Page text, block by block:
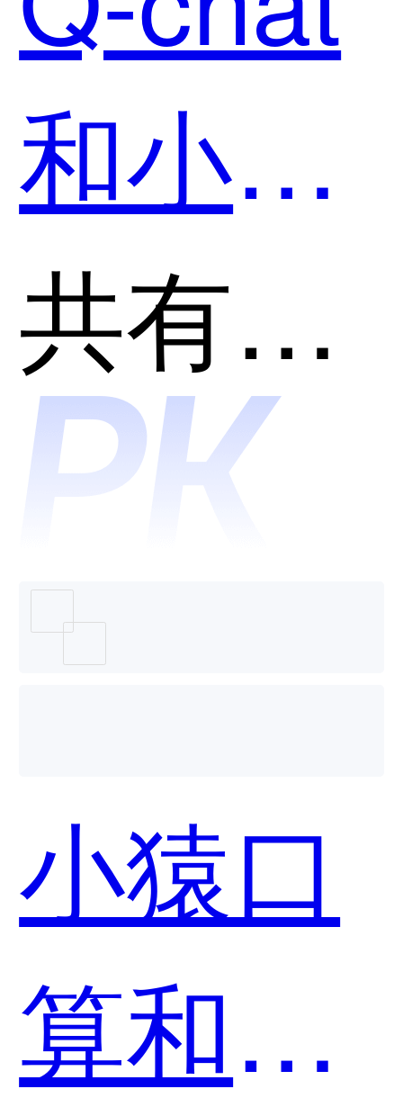
和小猿
口算哪
个好
用？
共有分类：AI助理
小猿口
算和千